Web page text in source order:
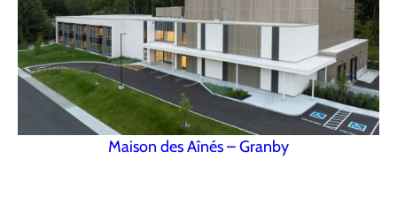
Maison des Aînés – Granby